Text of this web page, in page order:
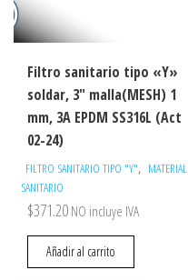
Filtro sanitario tipo «Y»
soldar, 3″ malla(MESH) 1
mm, 3A EPDM SS316L (Act
02-24)
FILTRO SANITARIO TIPO "Y", MATERIAL
SANITARIO
$371.20 NO incluye IVA
Añadir al carrito